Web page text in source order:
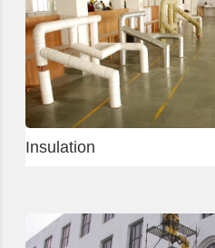
Slab shuttering